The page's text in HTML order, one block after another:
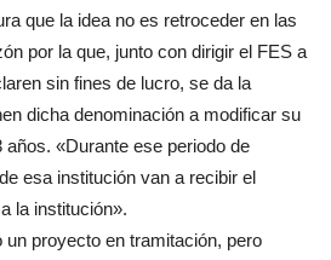
que la idea no es retroceder en las
por la que, junto con dirigir el FES a
sin fines de lucro, se da la
dicha denominación a modificar su
años. «Durante ese periodo de
esa institución van a recibir el
la institución».
un proyecto en tramitación, pero